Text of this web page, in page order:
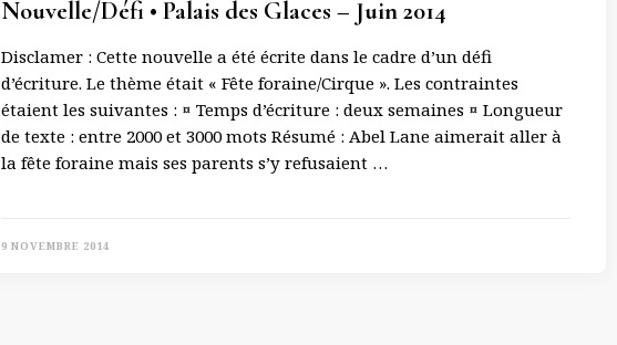
Nouvelle/Défi • Palais des Glaces – Juin 2014
Disclamer : Cette nouvelle a été écrite dans le cadre d’un défi
d’écriture. Le thème était « Fête foraine/Cirque ». Les contraintes
étaient les suivantes : ¤ Temps d’écriture : deux semaines ¤ Longueur
de texte : entre 2000 et 3000 mots Résumé : Abel Lane aimerait aller à
la fête foraine mais ses parents s’y refusaient …
9 NOVEMBRE 2014